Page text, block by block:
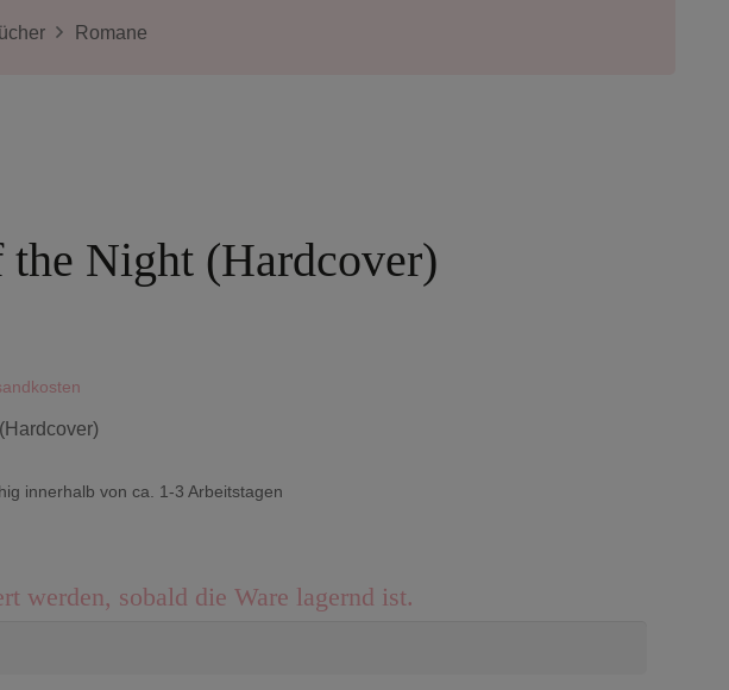
Romane
the Night (Hardcover)
innerhalb von ca. 1-3 Arbeitstagen
werden, sobald die Ware lagernd ist.